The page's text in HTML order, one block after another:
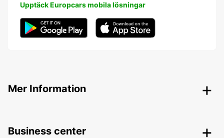
Upptäck Europcars mobila lösningar
Mer Information
Business center